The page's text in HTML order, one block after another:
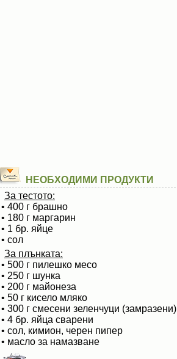
НЕОБХОДИМИ ПРОДУКТИ
За тестото:
• 400 г брашно
• 180 г маргарин
• 1 бр. яйце
• сол
За плънката:
• 500 г пилешко месо
• 250 г шунка
• 200 г майонеза
• 50 г кисело мляко
• 300 г смесени зеленчуци (замразени)
• 4 бр. яйца сварени
• сол, кимион, черен пипер
• масло за намазване